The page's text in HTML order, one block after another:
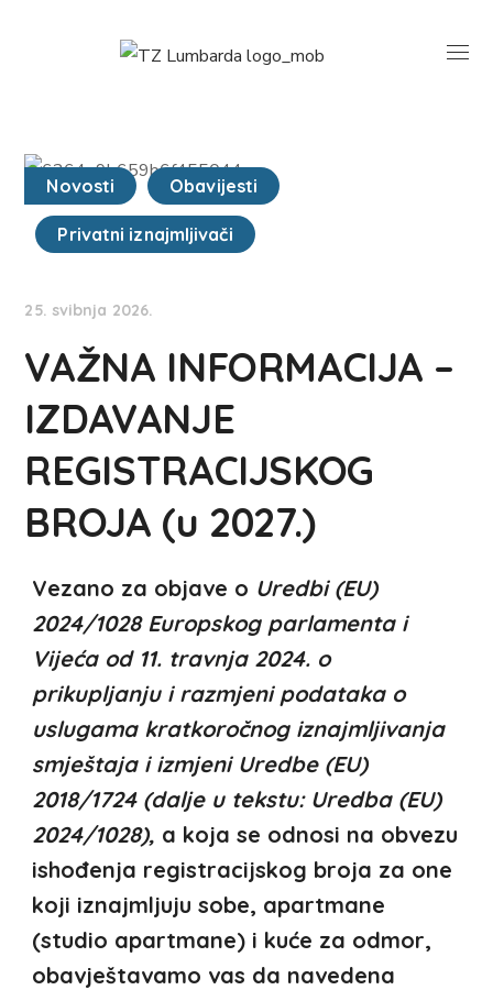
Novosti Obavijesti
Privatni iznajmljivači
25. svibnja 2026.
VAŽNA INFORMACIJA –
IZDAVANJE
REGISTRACIJSKOG
BROJA (u 2027.)
Vezano za objave o Uredbi (EU)
2024/1028 Europskog parlamenta i
Vijeća od 11. travnja 2024. o
prikupljanju i razmjeni podataka o
uslugama kratkoročnog iznajmljivanja
smještaja i izmjeni Uredbe (EU)
2018/1724 (dalje u tekstu: Uredba (EU)
2024/1028), a koja se odnosi na obvezu
ishođenja registracijskog broja za one
koji iznajmljuju sobe, apartmane
(studio apartmane) i kuće za odmor,
obavještavamo vas da navedena